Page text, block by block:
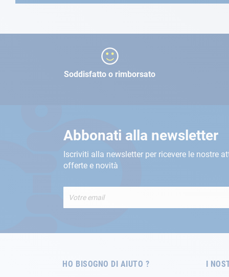
Soddisfatto o rimborsato
Abbonati alla newsletter
Iscriviti alla newsletter per ricevere le nostre
offerte e novità
alla
HO BISOGNO DI AIUTO ? I